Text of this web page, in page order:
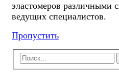
эластомеров различными
ведущих специалистов.
Пропустить